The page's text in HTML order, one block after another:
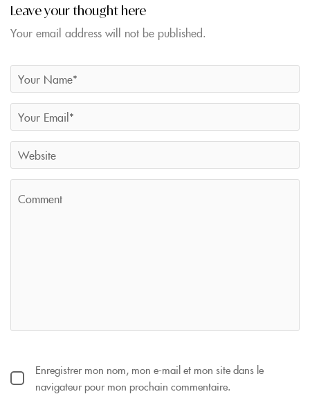
Leave your thought here
Your email address will not be published.
Enregistrer mon nom, mon e-mail et mon site dans le
navigateur pour mon prochain commentaire.